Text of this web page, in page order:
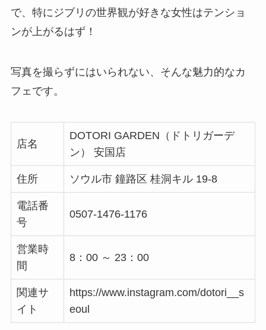
で、特にジブリの世界観が好きな女性はテンショ
ンが上がるはず！
写真を撮らずにはいられない、そんな魅力的なカ
フェです。
店名
DOTORI GARDEN（ドトリガーデ
ン） 安国店
住所 ソウル市 鐘路区 桂洞キル 19-8
電話番
号
0507-1476-1176
営業時
間
8：00 ～ 23：00
関連サ
イト
https://www.instagram.com/dotori__s
eoul